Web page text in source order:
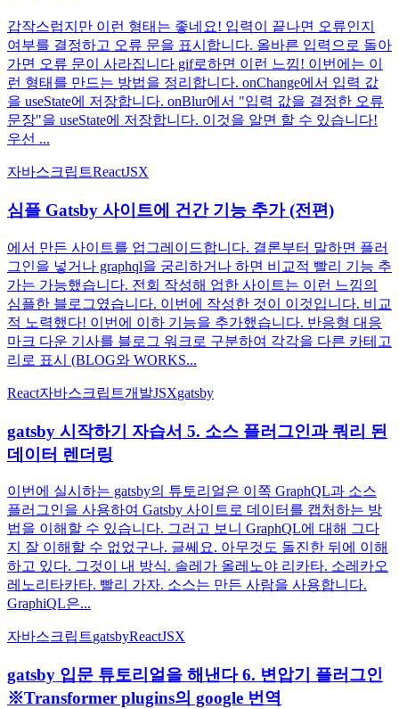
갑작스럽지만 이런 형태는 좋네요! 입력이 끝나면 오류인지
여부를 결정하고 오류 문을 표시합니다. 올바른 입력으로 돌아
가면 오류 문이 사라집니다 gif로하면 이런 느낌! 이번에는 이
런 형태를 만드는 방법을 정리합니다. onChange에서 입력 값
을 useState에 저장합니다. onBlur에서 "입력 값을 결정한 오류
문장"을 useState에 저장합니다. 이것을 알면 할 수 있습니다!
우선 ...
자바스크립트ReactJSX
심플 Gatsby 사이트에 건간 기능 추가 (전편)
에서 만든 사이트를 업그레이드합니다. 결론부터 말하면 플러
그인을 넣거나 graphql을 궁리하거나 하면 비교적 빨리 기능 추
가는 가능했습니다. 전회 작성해 업한 사이트는 이런 느낌의
심플한 블로그였습니다. 이번에 작성한 것이 이것입니다. 비교
적 노력했다! 이번에 이하 기능을 추가했습니다. 반응형 대응
마크 다운 기사를 블로그 워크로 구분하여 각각을 다른 카테고
리로 표시 (BLOG와 WORKS...
React자바스크립트개발JSXgatsby
gatsby 시작하기 자습서 5. 소스 플러그인과 쿼리 된
데이터 렌더링
이번에 실시하는 gatsby의 튜토리얼은 이쪽 GraphQL과 소스
플러그인을 사용하여 Gatsby 사이트로 데이터를 캡처하는 방
법을 이해할 수 있습니다. 그러고 보니 GraphQL에 대해 그다
지 잘 이해할 수 없었구나. 글쎄요. 아무것도 돌진한 뒤에 이해
하고 있다. 그것이 내 방식. 솔레가 올레노야 리카타. 소레카오
레노리타카타. 빨리 가자. 소스는 만든 사람을 사용합니다.
GraphiQL은...
자바스크립트gatsbyReactJSX
gatsby 입문 튜토리얼을 해낸다 6. 변압기 플러그인
※Transformer plugins의 google 번역